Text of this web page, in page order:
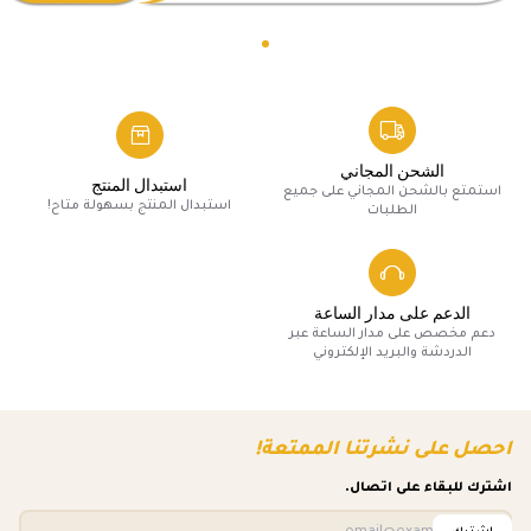
الشحن المجاني
استمتع بالشحن المجاني على جميع
الطلبات
استبدال المنتج
استبدال المنتج بسهولة متاح!
الدعم على مدار الساعة
دعم مخصص على مدار الساعة عبر
الدردشة والبريد الإلكتروني
احصل على نشرتنا الممتعة!
اشترك للبقاء على اتصال.